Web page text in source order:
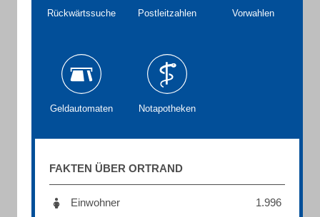
Rückwärtssuche Postleitzahlen Vorwahlen
Geldautomaten Notapotheken
FAKTEN ÜBER ORTRAND
Einwohner
1.996